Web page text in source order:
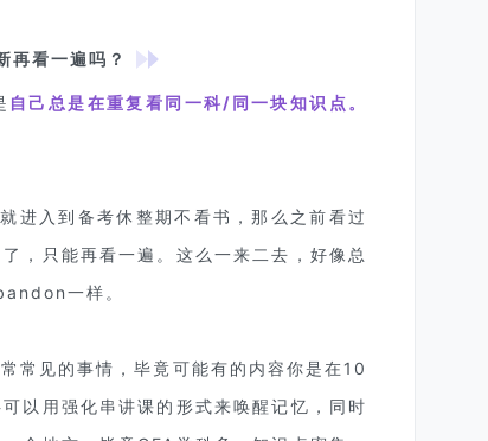
再看一遍吗？
自己总是在重复看同一科/同一块知识 点。
进入到备考休整期不看书，那么之前看过
，只能再看一遍。这么一来二去，好像总
一样。
常见的事情，毕竟可能有的内容你是在10
以用强化串讲课的形式来唤醒记忆，同时